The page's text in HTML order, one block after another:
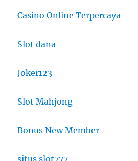
Casino Online Terpercaya
Slot dana
Joker123
Slot Mahjong
Bonus New Member